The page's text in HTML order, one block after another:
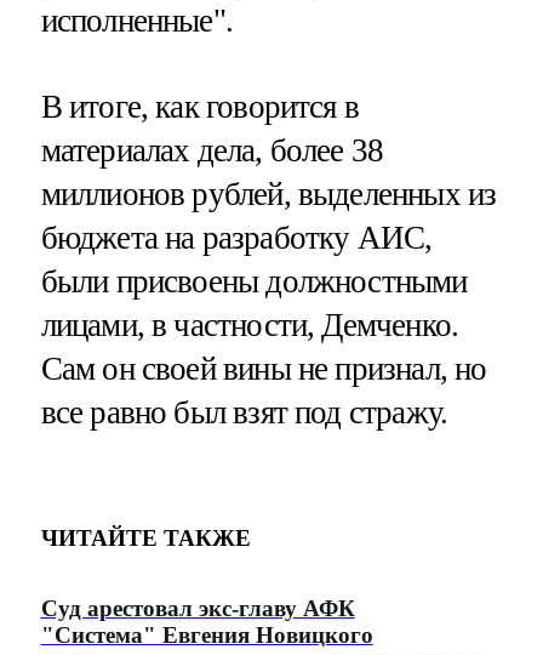
исполненные".
В итоге, как говорится в
материалах дела, более 38
миллионов рублей, выделенных из
бюджета на разработку АИС,
были присвоены должностными
лицами, в частности, Демченко.
Сам он своей вины не признал, но
все равно был взят под стражу.
ЧИТАЙТЕ ТАКЖЕ
Суд арестовал экс-главу АФК
"Система" Евгения Новицкого